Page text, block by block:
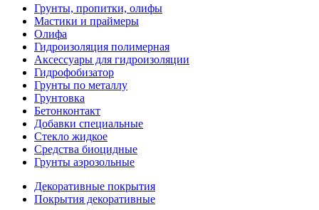
Грунты, пропитки, олифы
Мастики и праймеры
Олифа
Гидроизоляция полимерная
Аксессуары для гидроизоляции
Гидрофобизатор
Грунты по металлу
Грунтовка
Бетонконтакт
Добавки специальные
Стекло жидкое
Средства биоцидные
Грунты аэрозольные
Декоративные покрытия
Покрытия декоративные